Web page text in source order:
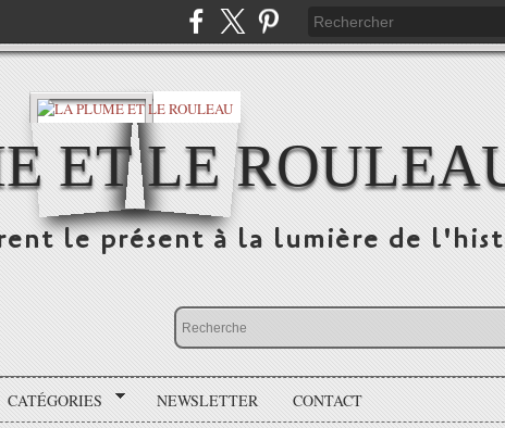
ET LE
le présent à la lumière de
CATÉGORIES NEWSLETTER CONTACT